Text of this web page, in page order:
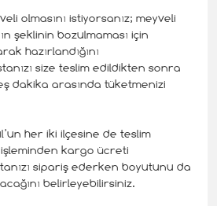
olmasını istiyorsanız; meyveli
şeklinin bozulmaması için
hazırlandığını
size teslim edildikten sonra
dakika arasında tüketmenizi
her iki ilçesine de teslim
kargo ücreti
sipariş ederken boyutunu da
belirleyebilirsiniz.